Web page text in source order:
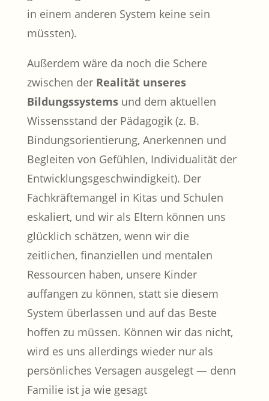
in einem anderen System keine sein
müssten).
Außerdem wäre da noch die Schere
zwischen der Realität unseres
Bildungssystemsund dem aktuellen
Wissensstand der Pädagogik (z. B.
Bindungsorientierung, Anerkennen und
Begleiten von Gefühlen, Individualität der
Entwicklungsgeschwindigkeit). Der
Fachkräftemangel in Kitas und Schulen
eskaliert, und wir als Eltern können uns
glücklich schätzen, wenn wir die
zeitlichen, finanziellen und mentalen
Ressourcen haben, unsere Kinder
auffangen zu können, statt sie diesem
System überlassen und auf das Beste
hoffen zu müssen. Können wir das nicht,
wird es uns allerdings wieder nur als
persönliches Versagen ausgelegt — denn
Familie ist ja wie gesagt